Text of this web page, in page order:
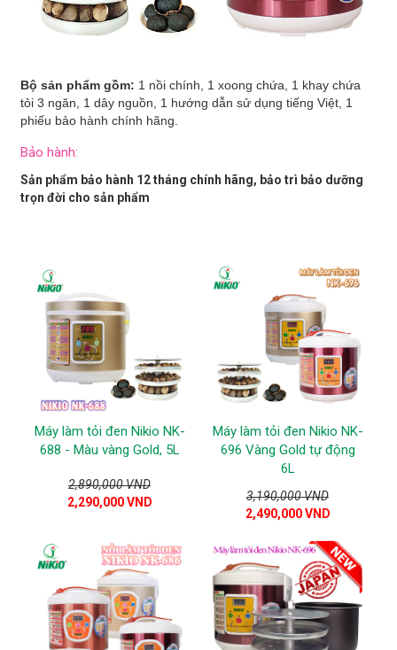
Bộ sản phẩm gồm: 1 nồi chính, 1 xoong chứa, 1 khay chứa
tỏi 3 ngăn, 1 dây nguồn, 1 hướng dẫn sử dụng tiếng Việt, 1
phiếu bảo hành chính hãng.
Bảo hành:
Sản phẩm bảo hành 12 tháng chính hãng, bảo trì bảo dưỡng
trọn đời cho sản phẩm
Máy làm tỏi đen Nikio NK-
688 - Màu vàng Gold, 5L
2,890,000 VND
2,290,000 VND
Máy làm tỏi đen Nikio NK-
696 Vàng Gold tự động
6L
3,190,000 VND
2,490,000 VND